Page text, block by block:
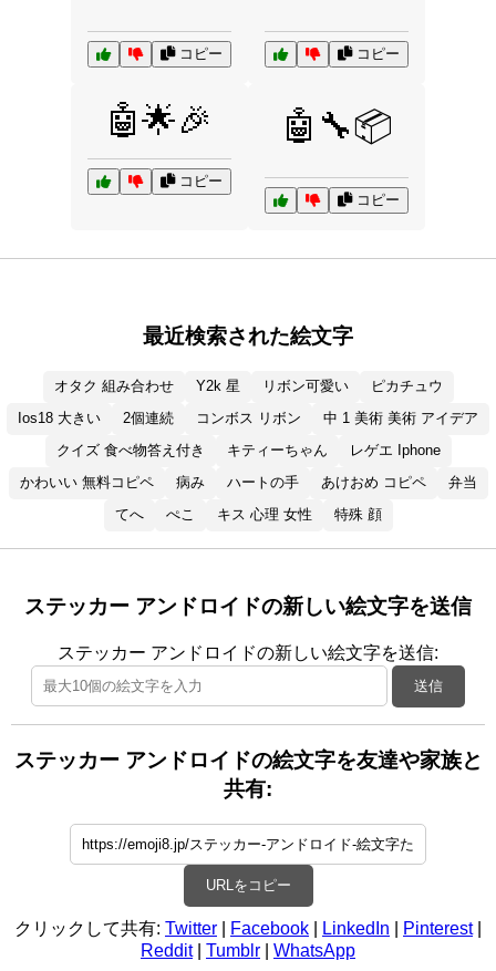
コピー コピー
🤖🌟🎉
コピー
🤖🔧📦
コピー
最近検索された絵文字
オタク 組み合わせ Y2k 星 リボン可愛い
ピカチュウ
Ios18 大きい
2個連続 コンボス リボン
中 1 美術 美術 アイデア
クイズ 食べ物答え付き
キティーちゃん
レゲエ Iphone
かわいい 無料コピペ
病み ハートの手 あけおめ コピペ
弁当
てへ
ぺこ キス 心理 女性 特殊 顔
ステッカー アンドロイドの新しい絵文字を送信
ステッカー アンドロイドの新しい絵文字を送信:
送信
ステッカー アンドロイドの絵文字を友達や家族と
共有:
URLをコピー
クリックして共有: Twitter Facebook LinkedIn Pinterest|
Reddit| Tumblr WhatsApp